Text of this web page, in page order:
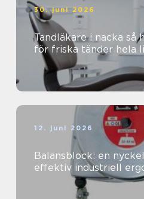
30. juni 2026
Tandläkare i nacka så hittar du rätt vård
för friska tänder hela
12. juni 2026
Balansblock: en
effektiv industriell